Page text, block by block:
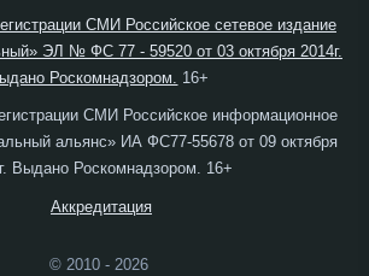
СМИ Российское сетевое издание
ЭЛ № ФС 77 - 59520 от 03 октября 2014г.
Роскомнадзором.
16+
СМИ Российское информационное
альянс» ИА ФС77-55678 от 09 октября
Выдано Роскомнадзором. 16+
Аккредитация
© 2010 - 2026